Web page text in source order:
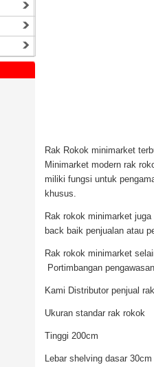
Rak Rokok minimarket
Minimarket modern rak
miliki fungsi untuk
khusus.
Rak rokok minimarket
back baik penjualan atau
Rak rokok minimarket
Portimbangan
Kami Distributor penjual
Ukuran standar rak rokok
Tinggi 200cm
Lebar shelving dasar 30cm